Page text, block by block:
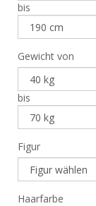
bis
Gewicht von
bis
Figur
Haarfarbe